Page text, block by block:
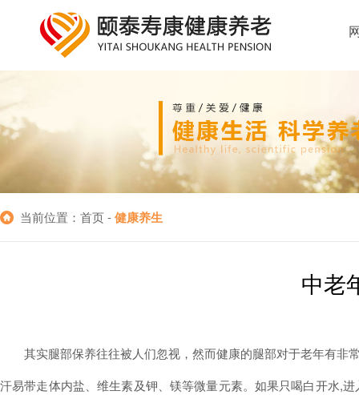
当前位置：首页 -健康养生
中老
其实腿部保养往往被人们忽视，然而健康的腿部对于老年有
汗易带走体内盐、维生素及钾、镁等微量元素。如果只喝白开水,